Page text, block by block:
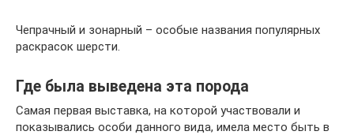
Чепрачный и зонарный – особые названия популярных
раскрасок шерсти.
Где была выведена эта порода
Самая первая выставка, на которой участвовали и
показывались особи данного вида, имела место быть в